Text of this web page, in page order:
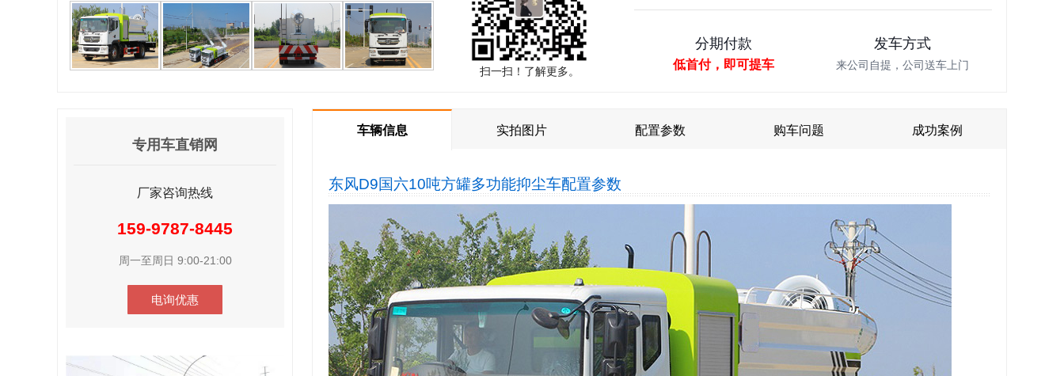
扫一扫！了解更多。
分期付款
低首付，即可提车
发车方式
来公司自提，公司送车上门
车辆信息 实拍图片 配置参数 购车问题 成功案例
东风D9国六10吨方罐多功能抑尘车配置参数
专用车直销网
厂家咨询热线
159-9787-8445
周一至周日 9:00-21:00
电询优惠